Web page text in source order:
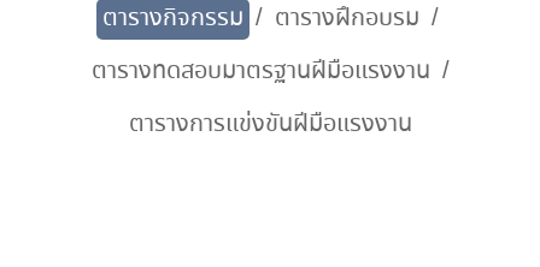
ตารางกิจกรรม
ตารางฝึกอบรม
ตารางทดสอบมาตรฐานฝีมือแรงงาน
ตารางการแข่งขันฝีมือแรงงาน